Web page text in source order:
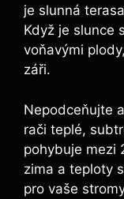
je slunná
Když je slunce
voňavými
záři.
Nepodceňujte
rači teplé,
pohybuje mezi
zima a teploty
pro vaše